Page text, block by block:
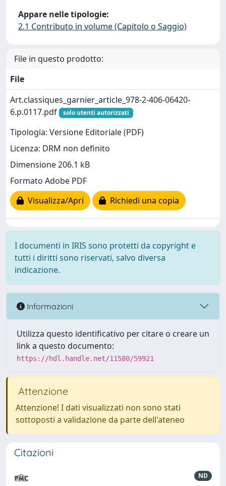
Appare nelle tipologie:
2.1 Contributo in volume (Capitolo o Saggio)
File in questo prodotto:
File
Art.classiques_garnier_article_978-2-406-06420-
6.p.0117.pdf
solo utenti autorizzati
Tipologia: Versione Editoriale (PDF)
Licenza: DRM non definito
Dimensione 206.1 kB
Formato Adobe PDF
Visualizza/Apri
Richiedi una copia
I documenti in IRIS sono protetti da copyright e
tutti i diritti sono riservati, salvo diversa
indicazione.
Informazioni
Utilizza questo identificativo per citare o creare un
link a questo documento:
https://hdl.handle.net/11580/59921
Attenzione
Attenzione! I dati visualizzati non sono stati
sottoposti a validazione da parte dell'ateneo
Citazioni
ND